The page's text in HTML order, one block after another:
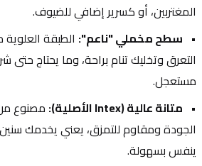
المغتربين، أو كسرير إضافي للضيوف.
سطح مخملي "ناعم":
مستعجل.
متانة عالية (Intex الأصلية):
ينفس بسهولة.